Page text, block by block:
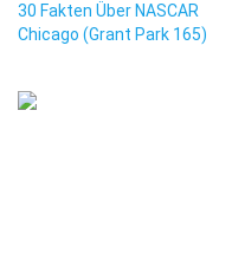
30 Fakten Über NASCAR
Chicago (Grant Park 165)